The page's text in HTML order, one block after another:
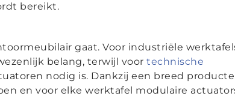
bereikt.
gaat. Voor industriële
belang, terwijl voor technische
nodig is. Dankzij een breed
en voor elke werktafel modulaire